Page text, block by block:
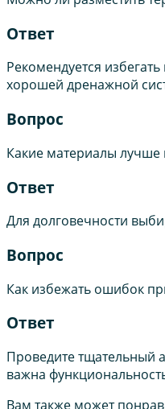
Ответ
Рекомендуется
хорошей дренажной
Вопрос
Какие материалы лучше
Ответ
Для долговечности
Вопрос
Как избежать ошибок
Ответ
Проведите тщательный
важна
Вам также может